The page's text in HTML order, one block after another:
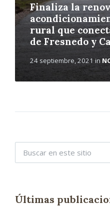
Finaliza la
rural que
de Fresnedo y
24 septiembre, 2021 in
Últimas